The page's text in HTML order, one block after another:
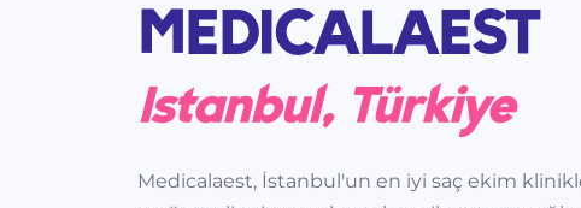
MEDICALAEST
Istanbul, Türkiye
Medicalaest, İstanbul'un en iyi saç ekim